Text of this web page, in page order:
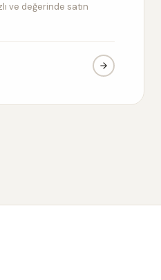
ve değerinde satın